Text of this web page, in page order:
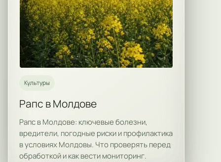
Культуры
Рапс в Молдове
Рапс в Молдове: ключевые болезни,
вредители, погодные риски и профилактика
в условиях Молдовы. Что проверять перед
обработкой и как вести мониторинг.